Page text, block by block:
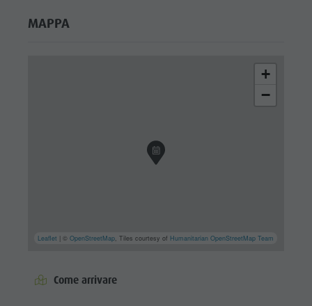
MAPPA
+
−
Leaflet | ©OpenStreetMap, Tiles courtesy of Humanitarian OpenStreetMap Team
Come arrivare